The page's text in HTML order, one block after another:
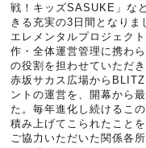
戦！キッズSASUKE」な
きる充実の3日間となりま
エレメンタルプロジェク
作・全体運営管理に携わ
の役割を担わせていただき
赤坂サカス広場から
ントの運営を、開幕から
た。毎年進化し続けるこ
積み上げてこられたこと
ご協力いただいた関係各